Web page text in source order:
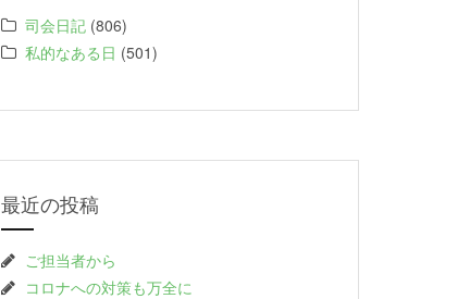
司会日記 (806)
私的なある日 (501)
最近の投稿
ご担当者から
コロナへの対策も万全に